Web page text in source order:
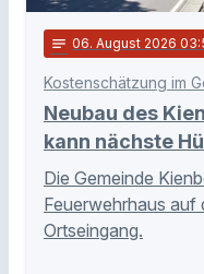
notes 06. August 2026
Kostenschätzung im
Neubau des
kann nächste
Die Gemeinde
Feuerwehrhaus auf
Ortseingang.